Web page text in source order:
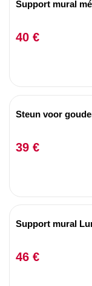
Support mural
40 €
Steun voor
39 €
Support mural
46 €